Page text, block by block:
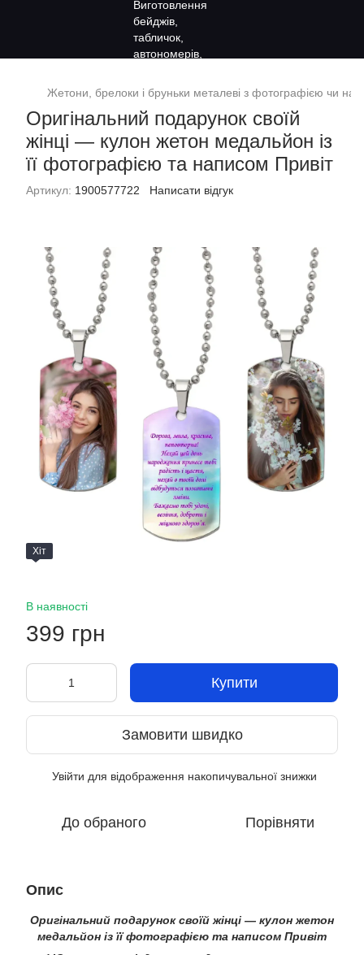
Жетони, брелоки і бруньки металеві з фотографією чи
Оригінальний подарунок своїй
жінці — кулон жетон медальйон із
її фотографією та написом Привіт
Артикул: 1900577722 Написати відгук
Хіт
В наявності
399 грн
Купити
Замовити швидко
Увійти для відображення накопичувальної знижки
До обраного Порівняти
Опис
Оригінальний подарунок своїй жінці — кулон жетон
медальйон із її фотографією та написом Привіт